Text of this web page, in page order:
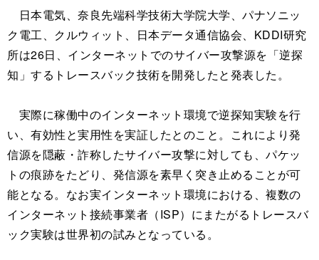
日本電気、奈良先端科学技術大学院大学、パナソニッ
ク電工、クルウィット、日本データ通信協会、KDDI研究
所は26日、インターネットでのサイバー攻撃源を「逆探
知」するトレースバック技術を開発したと発表した。
実際に稼働中のインターネット環境で逆探知実験を行
い、有効性と実用性を実証したとのこと。これにより発
信源を隠蔽・詐称したサイバー攻撃に対しても、パケッ
トの痕跡をたどり、発信源を素早く突き止めることが可
能となる。なお実インターネット環境における、複数の
インターネット接続事業者（ISP）にまたがるトレースバ
ック実験は世界初の試みとなっている。